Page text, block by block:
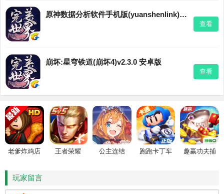
原神数据分析软件手机版(yuanshenlink)v1.3.0
查看
崩坏:星穹铁道(崩坏4)v2.3.0 安卓版
查看
老爹炸鸡店
王者荣耀 公主连结 跑跑卡丁车
趣赢功夫捕
玩家留言